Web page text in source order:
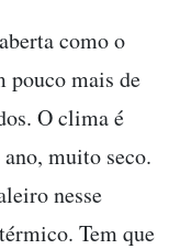
como o
pouco mais de
O clima é
muito seco.
nesse
Tem que